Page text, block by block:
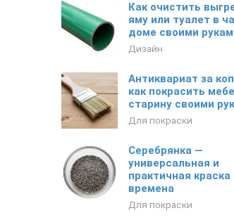
Как очистить
яму или туалет в
доме своими
Дизайн
Антиквариат за
как покрасить
старину своими
Для покраски
Серебрянка —
универсальная и
практичная краска
времена
Для покраски